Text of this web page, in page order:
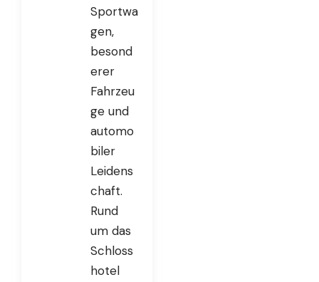
Sportwa
gen,
besond
erer
Fahrzeu
ge und
automo
biler
Leidens
chaft.
Rund
um das
Schloss
hotel